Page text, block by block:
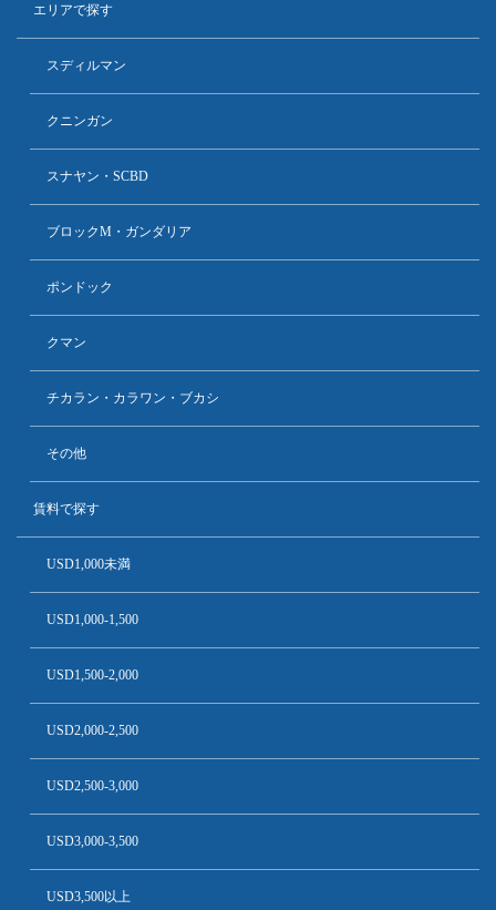
エリアで探す
スディルマン
クニンガン
スナヤン・SCBD
ブロックM・ガンダリア
ポンドック
クマン
チカラン・カラワン・ブカシ
その他
賃料で探す
USD1,000未満
USD1,000-1,500
USD1,500-2,000
USD2,000-2,500
USD2,500-3,000
USD3,000-3,500
USD3,500以上